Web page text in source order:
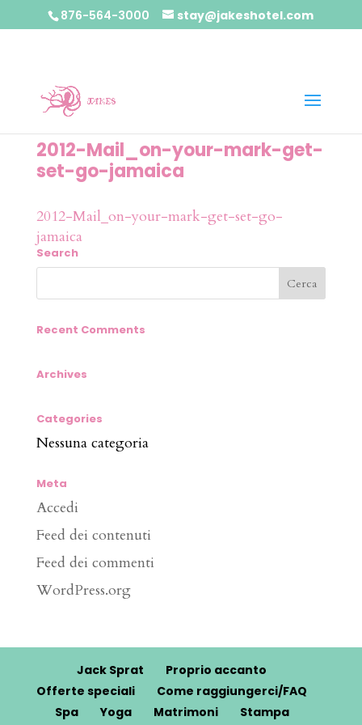
876-564-3000 stay@jakeshotel.com
2012-Mail_on-your-mark-get-
set-go-jamaica
2012-Mail_on-your-mark-get-set-go-
jamaica
Search
Recent Comments
Archives
Categories
Nessuna categoria
Meta
Accedi
Feed dei contenuti
Feed dei commenti
WordPress.org
Jack Sprat
Proprio accanto
Offerte speciali
Come raggiungerci/FAQ
Spa
Yoga Matrimoni Stampa